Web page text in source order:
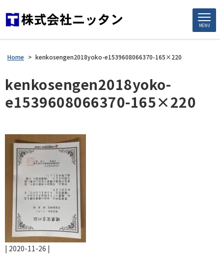
MENU
Home > kenkosengen2018yoko-e1539608066370-165×220
kenkosengen2018yoko-
e1539608066370-165×220
| 2020-11-26 |